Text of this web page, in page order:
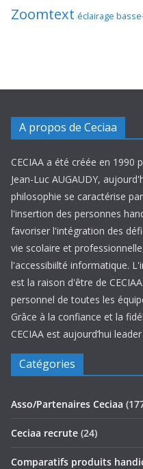
Zoomtext éclairage
A propos de Ceciaa
CECIAA a été créée en 1990
Jean-Luc AUGAUDY,
philosophie se caractérise
l'insertion des personnes
favoriser l'intégration des
vie scolaire et
l'accessibiilté informatique.
est la raison d'être de
personnel de toutes les
Grâce à la confiance et la
CECIAA est aujourd’hui
Catégories
Asso/Partenaires Ceciaa
Ceciaa recrute (24)
Comparatifs produits